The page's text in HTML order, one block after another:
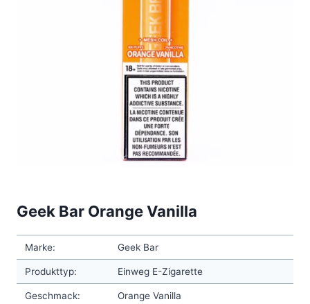
Geek Bar Orange Vanilla
Marke: Geek Bar
Produkttyp: Einweg E-Zigarette
Geschmack: Orange Vanilla